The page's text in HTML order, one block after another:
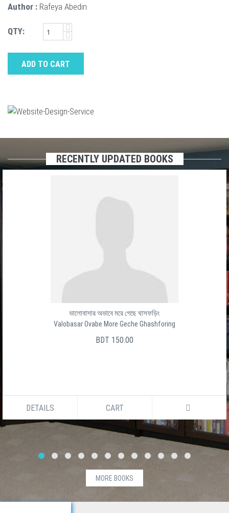
Author : Rafeya Abedin
QTY:
ADD TO CART
RECENTLY UPDATED BOOKS
ভালোবাসার অভাবে মরে গেছে ঘাসফড়িং
Valobasar Ovabe More Geche Ghashforing
BDT 150.00
DETAILS CART
MORE BOOKS